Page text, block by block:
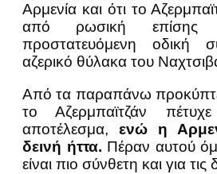
Αρμενία και ότι το
από ρωσική επίσης
προστατευόμενη οδική
αζερικό θύλακα του
Από τα παραπάνω
το Αζερμπαϊτζάν
αποτέλεσμα, ενώ η
δεινή ήττα. Πέραν αυτού
είναι πιο σύνθετη και για